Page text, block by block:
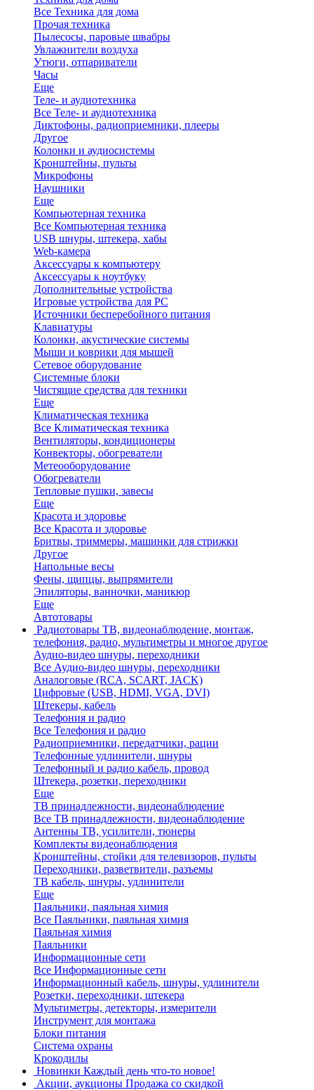
Все Техника для дома
Прочая техника
Пылесосы, паровые швабры
Увлажнители воздуха
Утюги, отпариватели
Часы
Еще
Теле- и аудиотехника
Все Теле- и аудиотехника
Диктофоны, радиоприемники, плееры
Другое
Колонки и аудиосистемы
Кронштейны, пульты
Микрофоны
Наушники
Еще
Компьютерная техника
Все Компьютерная техника
USB шнуры, штекера, хабы
Web-камера
Аксессуары к компьютеру
Аксессуары к ноутбуку
Дополнительные устройства
Игровые устройства для PC
Источники бесперебойного питания
Клавиатуры
Колонки, акустические системы
Мыши и коврики для мышей
Сетевое оборудование
Системные блоки
Чистящие средства для техники
Еще
Климатическая техника
Все Климатическая техника
Вентиляторы, кондиционеры
Конвекторы, обогреватели
Метеооборудование
Обогреватели
Тепловые пушки, завесы
Еще
Красота и здоровье
Все Красота и здоровье
Бритвы, триммеры, машинки для стрижки
Другое
Напольные весы
Фены, щипцы, выпрямители
Эпиляторы, ванночки, маникюр
Еще
Автотовары
Радиотовары ТВ, видеонаблюдение, монтаж,
телефония, радио, мультиметры и многое другое
Аудио-видео шнуры, переходники
Все Аудио-видео шнуры, переходники
Аналоговые (RCA, SCART, JACK)
Цифровые (USB, HDMI, VGA, DVI)
Штекеры, кабель
Телефония и радио
Все Телефония и радио
Радиоприемники, передатчики, рации
Телефонные удлинители, шнуры
Телефонный и радио кабель, провод
Штекера, розетки, переходники
Еще
ТВ принадлежности, видеонаблюдение
Все ТВ принадлежности, видеонаблюдение
Антенны ТВ, усилители, тюнеры
Комплекты видеонаблюдения
Кронштейны, стойки для телевизоров, пульты
Переходники, разветвители, разъемы
ТВ кабель, шнуры, удлинители
Еще
Паяльники, паяльная химия
Все Паяльники, паяльная химия
Паяльная химия
Паяльники
Информационные сети
Все Информационные сети
Информационный кабель, шнуры, удлинители
Розетки, переходники, штекера
Мультиметры, детекторы, измерители
Инструмент для монтажа
Блоки питания
Система охраны
Крокодилы
Новинки Каждый день что-то новое!
Акции, аукционы Продажа со скидкой